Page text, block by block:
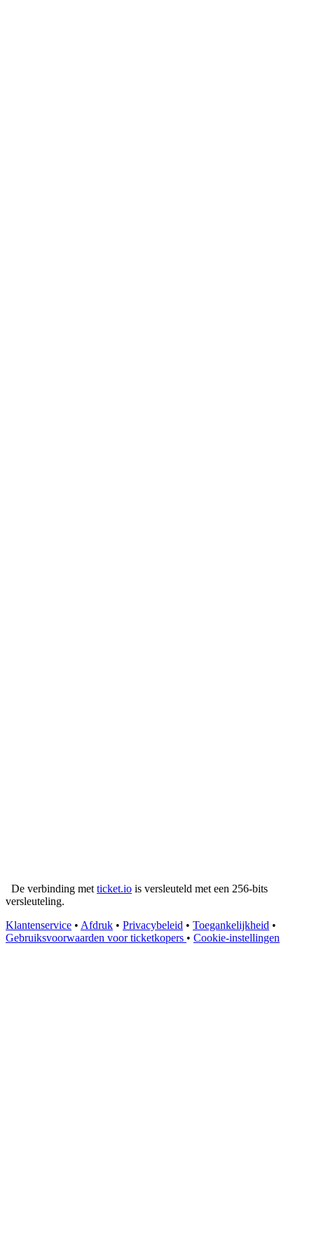
De verbinding met ticket.io is versleuteld met een 256-bits
versleuteling.
Klantenservice • Afdruk • Privacybeleid • Toegankelijkheid •
Gebruiksvoorwaarden voor ticketkopers • Cookie-instellingen